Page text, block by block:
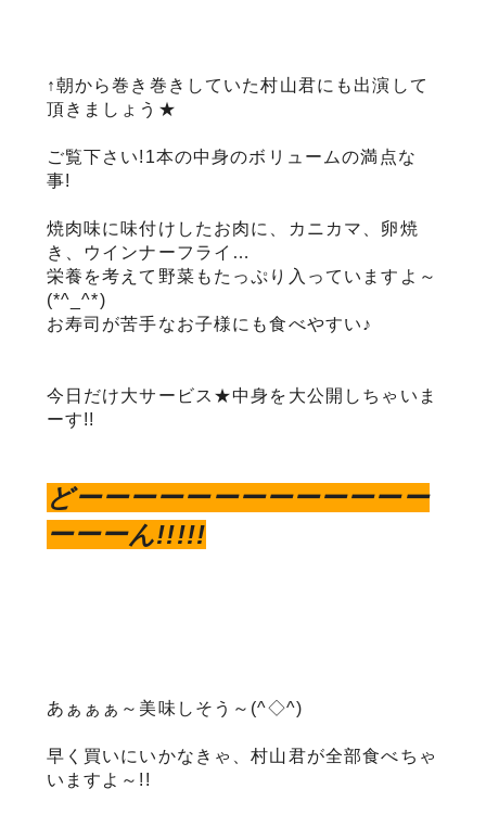
↑朝から巻き巻きしていた村山君にも出演して
頂きましょう★
ご覧下さい!1本の中身のボリュームの満点な
事!
焼肉味に味付けしたお肉に、カニカマ、卵焼
き、ウインナーフライ…
栄養を考えて野菜もたっぷり入っていますよ～
(*^_^*)
お寿司が苦手なお子様にも食べやすい♪
今日だけ大サービス★中身を大公開しちゃいま
ーす!!
どーーーーーーーーーーーーー
ーーーん!!!!!
あぁぁぁ～美味しそう～(^◇^)
早く買いにいかなきゃ、村山君が全部食べちゃ
いますよ～!!